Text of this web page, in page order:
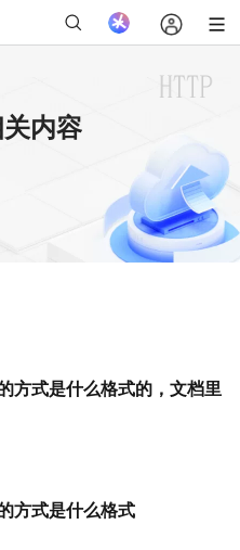
内容
方式是什么格式的，文档里
方式是什么格式